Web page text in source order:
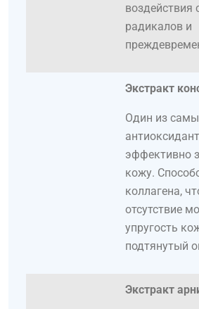
воздействия
радикалов и
Экстракт
Один из
эффективно
кожу.
коллагена,
отсутствие
упругость
подтянутый
Экстракт